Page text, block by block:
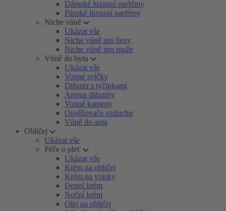
Dámské luxusní parfémy
Pánské luxusní parfémy
Niche vůně
Ukázat vše
Niche vůně pro ženy
Niche vůně pro muže
Vůně do bytu
Ukázat vše
Vonné svíčky
Difuzér s tyčinkami
Aroma difuzéry
Vonné kameny
Osvěžovače vzduchu
Vůně do auta
Obličej
Ukázat vše
Péče o pleť
Ukázat vše
Krém na obličej
Krém na vrásky
Denní krém
Noční krém
Olej na obličej